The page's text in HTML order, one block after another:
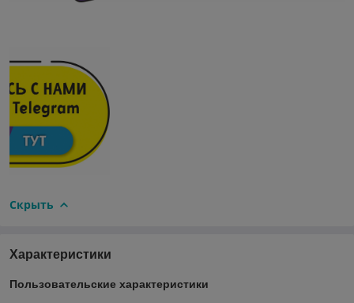
Скрыть
Характеристики
Пользовательские характеристики